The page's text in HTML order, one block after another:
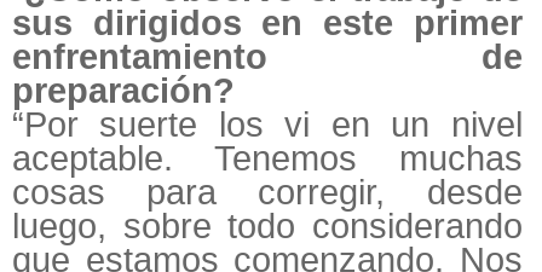
sus dirigidos en este primer
enfrentamiento de
preparación?
“Por suerte los vi en un nivel
aceptable. Tenemos muchas
cosas para corregir, desde
luego, sobre todo considerando
que estamos comenzando. Nos